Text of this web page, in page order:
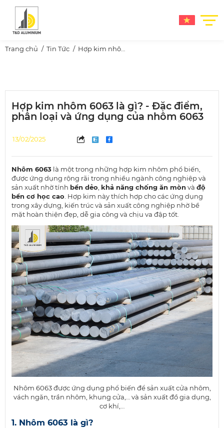
Trang chủ Tin Tức Hợp kim nhôm 6063 là gì? - Đặc điểm, phân loại và ứng dụng của nhôm 6063
Hợp kim nhôm 6063 là gì? - Đặc điểm,
phân loại và ứng dụng của nhôm 6063
13/02/2025
Nhôm 6063 là một trong những hợp kim nhôm phổ biến,
được ứng dụng rộng rãi trong nhiều ngành công nghiệp và
sản xuất nhờ tính bền dẻo, khả năng chống ăn mòn vàđộ
bền cơ học cao. Hợp kim này thích hợp cho các ứng dụng
trong xây dựng, kiến trúc và sản xuất công nghiệp nhờ bề
mặt hoàn thiện đẹp, dễ gia công và chịu va đập tốt.
Nhôm 6063 được ứng dụng phổ biến để sản xuất cửa nhôm,
vách ngăn, trần nhôm, khung cửa,… và sản xuất đồ gia dụng,
cơ khí,…
1. Nhôm 6063 là gì?